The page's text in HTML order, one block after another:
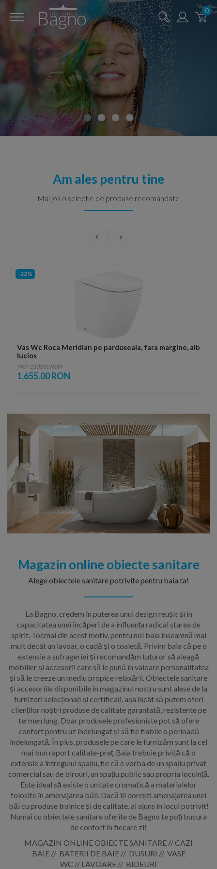
0
Am ales pentru tine
Mai jos o selectie de produse recomandate
-22%
Vas Wc Roca Meridian pe pardoseala, fara margine, alb
lucios
PRP: 2,100.00 RON
1,655.00 RON
Magazin online obiecte sanitare
Alege obiectele sanitare potrivite pentru baia ta!
La Bagno, credem în puterea unui design reușit și în
capacitatea unei încăperi de a influența radical starea de
spirit. Tocmai din acest motiv, pentru noi baia înseamnă mai
mult decât un lavoar, o cadă și o toaletă. Privim baia că pe o
extensie a sufrageriei și recomandăm tuturor să aleagă
mobilier și accesorii care să le pună în valoare personalitatea
și să le creeze un mediu propice relaxării. Obiectele sanitare
și accesoriile disponibile în magazinul nostru sunt alese de la
furnizori selecționați și certificați, așa încât să putem oferi
clienților noștri produse de calitate garantată, rezistente pe
termen lung. Doar produsele profesioniste pot să ofere
confort pentru uz îndelungat și să fie fiabile o perioadă
îndelungată. În plus, produsele pe care le furnizăm sunt la cel
mai bun raport calitate-preț. Baia trebuie privită că o
extensie a întregului spațiu, fie că e vorba de un spațiu privat
comercial sau de birouri, un spațiu public sau propria locuință.
Este ideal să existe o unitate cromatică a materialelor
folosite în amenajarea băii. Dacă îți dorești amenajarea unei
băi cu produse trainice și de calitate, ai ajuns în locul potrivit!
Numai cu obiectele sanitare oferite de Bagno te poți bucura
de confort în fiecare zi!
MAGAZIN ONLINE OBIECTE SANITARE // CAZI
BAIE // BATERII DE BAIE // DUSURI // VASE
WC // LAVOARE // BIDEURI